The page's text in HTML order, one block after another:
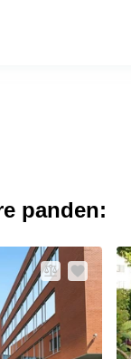
panden: